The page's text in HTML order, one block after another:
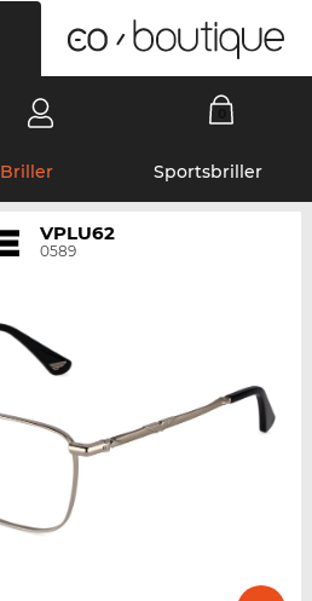
Briller Sportsbriller
VPLU62
0589